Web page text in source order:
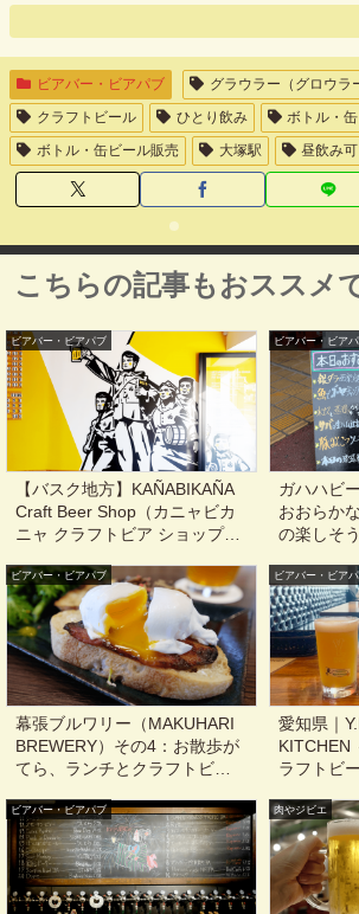
ビアバー・ビアパブ
グラウラー（グロウラ
クラフトビール
ひとり飲み
ボトル・
ボトル・缶ビール販売
大塚駅 昼飲み可
こちらの記事もおススメ
ビアバー・ビアパブ
【バスク地方】KAÑABIKAÑA
Craft Beer Shop（カニャビカ
ニャ クラフトビア ショップ）
アンの新市街地にあるクラフ
トビールの情報発信基地的タ
ップルーム@San Sebastian,
Spain
ビアバー・ビア
ガハハビ
おおらか
の楽しそ
京, 東陽町
ビアバー・ビアパブ
幕張ブルワリー（MAKUHARI
BREWERY）その4：お散歩が
てら、ランチとクラフトビー
も）@千葉, 海浜幕張
ビアバー・ビア
愛知県｜
KITCHEN
ラフトビ
ビアバー・ビアパブ 肉やジビエ